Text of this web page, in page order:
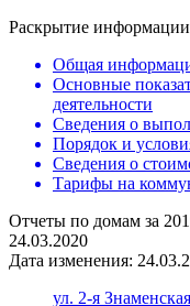
Раскрытие информации
Общая
Основные
деятельности
Сведения о
Порядок и
Сведения о
Тарифы на
Отчеты по домам за
24.03.2020
Дата изменения:
ул. 2-я